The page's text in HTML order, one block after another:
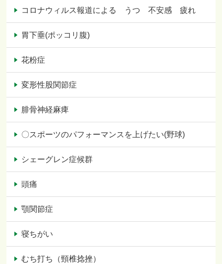
コロナウィルス報道による うつ 不安感 疲れ
胃下垂(ポッコリ腹)
花粉症
変形性股関節症
腓骨神経麻痺
〇スポーツのパフォーマンスを上げたい(野球)
シェーグレン症候群
頭痛
顎関節症
寝ちがい
むち打ち（頸椎捻挫）